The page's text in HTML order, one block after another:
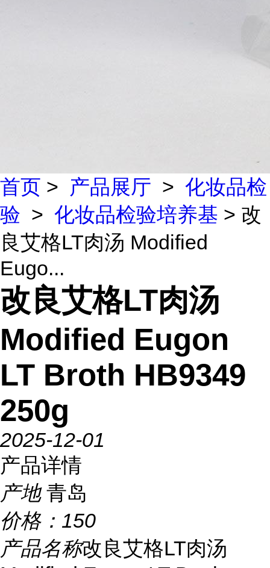
首页 > 产品展厅 > 化妆品检
验 > 化妆品检验培养基 > 改
良艾格LT肉汤 Modified
Eugo...
改良艾格LT肉汤
Modified Eugon
LT Broth HB9349
250g
2025-12-01
产品详情
产地 青岛
价格： 150
产品名称改良艾格LT肉汤